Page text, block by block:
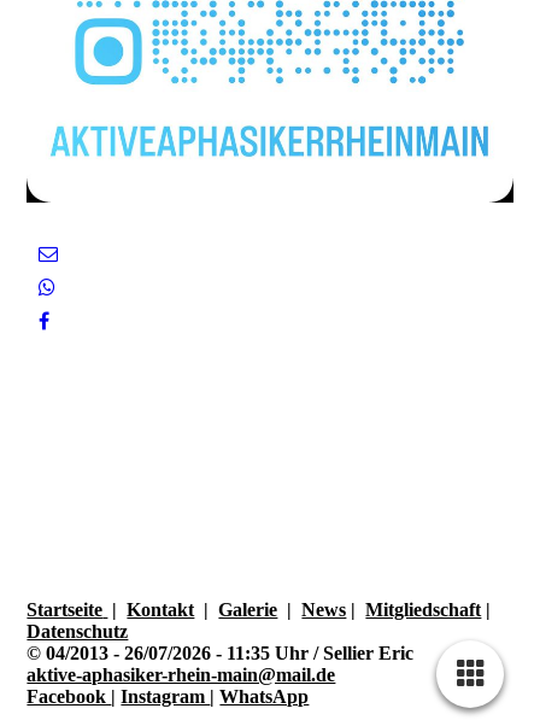
Startseite |Kontakt |Galerie |News |Mitgliedschaft |
Datenschutz
©04/2013 - 26/07/2026 - 11:35 Uhr / Sellier Eric
aktive-aphasiker-rhein-main@mail.de
Facebook |Instagram |WhatsApp